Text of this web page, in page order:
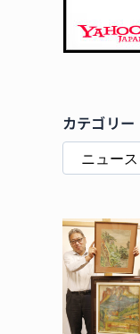
カテゴリー